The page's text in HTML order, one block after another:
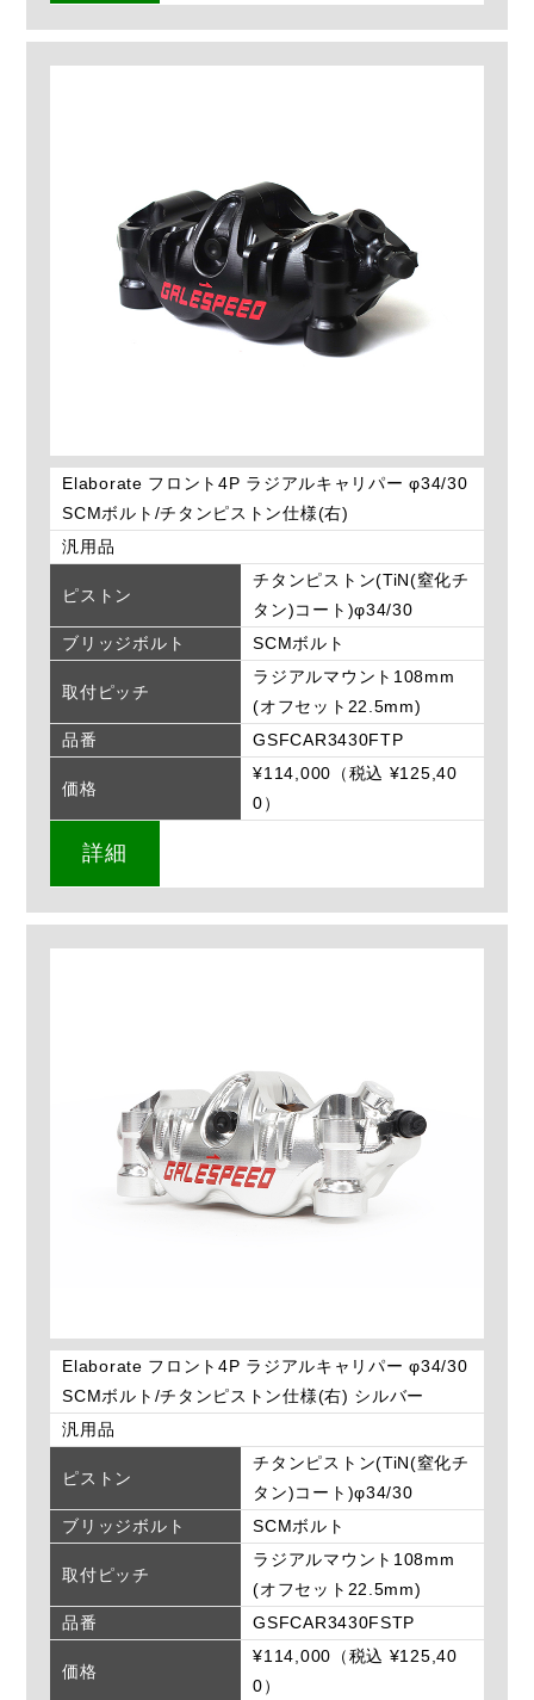
Elaborate フロント4P ラジアルキャリパー φ34/30
SCMボルト/チタンピストン仕様(右)
汎用品
ピストン
チタンピストン(TiN(窒化チ
タン)コート)φ34/30
ブリッジボルト
SCMボルト
取付ピッチ
ラジアルマウント108mm
(オフセット22.5mm)
品番
GSFCAR3430FTP
価格
¥114,000（税込 ¥125,40
0）
詳細
Elaborate フロント4P ラジアルキャリパー φ34/30
SCMボルト/チタンピストン仕様(右) シルバー
汎用品
ピストン
チタンピストン(TiN(窒化チ
タン)コート)φ34/30
ブリッジボルト
SCMボルト
取付ピッチ
ラジアルマウント108mm
(オフセット22.5mm)
品番
GSFCAR3430FSTP
価格
¥114,000（税込 ¥125,40
0）